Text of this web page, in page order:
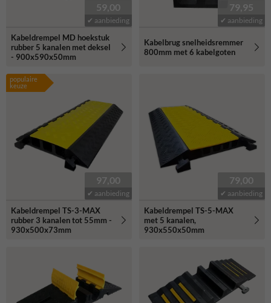
59,00
✔ aanbieding
Kabeldrempel MD hoekstuk
rubber 5 kanalen met deksel
- 900x590x50mm
79,95
✔ aanbieding
Kabelbrug snelheidsremmer
800mm met 6 kabelgoten
populaire
keuze
97,00
✔ aanbieding
Kabeldrempel TS-3-MAX
rubber 3 kanalen tot 55mm -
930x500x73mm
79,00
✔ aanbieding
Kabeldrempel TS-5-MAX
met 5 kanalen,
930x550x50mm